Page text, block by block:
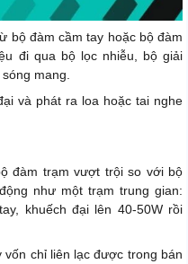
bộ đàm cầm tay hoặc bộ đàm
đi qua bộ lọc nhiễu, bộ giải
mang.
và phát ra loa hoặc tai nghe
đàm trạm vượt trội so với bộ
như một trạm trung gian:
khuếch đại lên 40-50W rồi
chỉ liên lạc được trong bán